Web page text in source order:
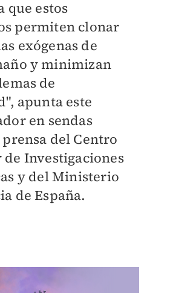
que estos
permiten clonar
exógenas de
y minimizan
de
apunta este
en sendas
del Centro
de Investigaciones
y del Ministerio
de España.